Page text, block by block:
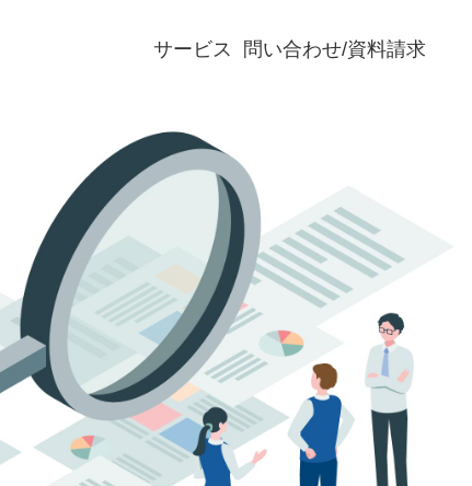
サービス 問い合わせ/資料請求